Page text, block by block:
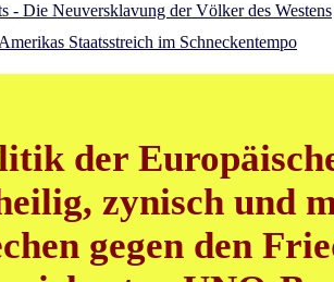
- Die Neuversklavung der Völker des Westens
Staatsstreich im Schneckentempo
der
zynisch und
gegen den